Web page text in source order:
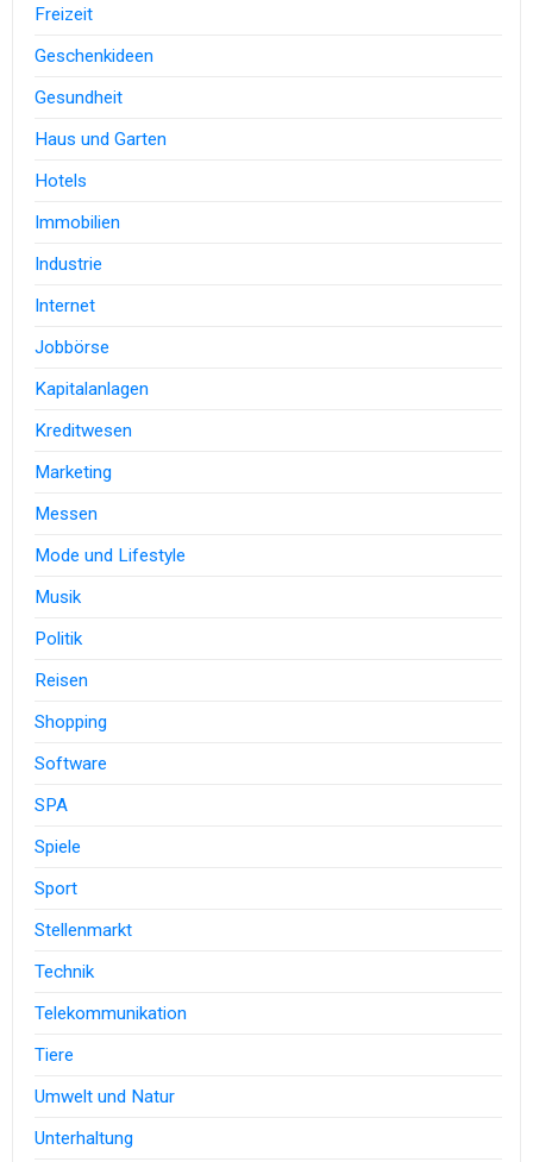
Freizeit
Geschenkideen
Gesundheit
Haus und Garten
Hotels
Immobilien
Industrie
Internet
Jobbörse
Kapitalanlagen
Kreditwesen
Marketing
Messen
Mode und Lifestyle
Musik
Politik
Reisen
Shopping
Software
SPA
Spiele
Sport
Stellenmarkt
Technik
Telekommunikation
Tiere
Umwelt und Natur
Unterhaltung